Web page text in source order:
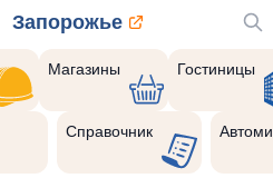
Запорожье
Магазины Гостиницы
Справочник